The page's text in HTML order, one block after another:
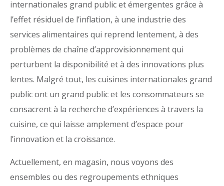
internationales grand public et émergentes grâce à
l’effet résiduel de l’inflation, à une industrie des
services alimentaires qui reprend lentement, à des
problèmes de chaîne d’approvisionnement qui
perturbent la disponibilité et à des innovations plus
lentes. Malgré tout, les cuisines internationales grand
public ont un grand public et les consommateurs se
consacrent à la recherche d’expériences à travers la
cuisine, ce qui laisse amplement d’espace pour
l’innovation et la croissance.
Actuellement, en magasin, nous voyons des
ensembles ou des regroupements ethniques